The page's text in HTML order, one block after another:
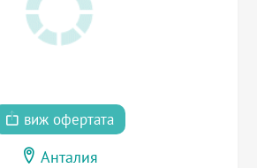
виж офертата
Анталия